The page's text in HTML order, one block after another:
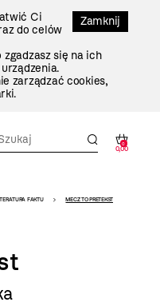
Zamknij
Ci
do celów
się na ich
zarządzać cookies,
0
0,00
FAKTU MECZ TO PRETEKST